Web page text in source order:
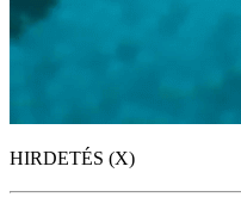
HIRDETÉS (X)